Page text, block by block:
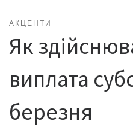
АКЦЕНТИ
Як
виплата
березня